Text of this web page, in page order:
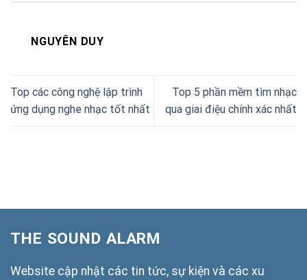
NGUYÊN DUY
Top các công nghệ lập trình
ứng dụng nghe nhạc tốt nhất
Top 5 phần mềm tìm nhạc
qua giai điệu chính xác nhất
THE SOUND ALARM
Website cập nhật các tin tức, sự kiện và các xu